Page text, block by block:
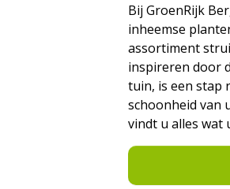
Bij GroenRijk
inheemse
assortiment
inspireren door
tuin, is een stap
schoonheid van
vindt u alles wat